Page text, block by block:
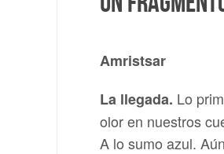
Amristsar
La llegada. Lo
olor en nuestros
A lo sumo azul.